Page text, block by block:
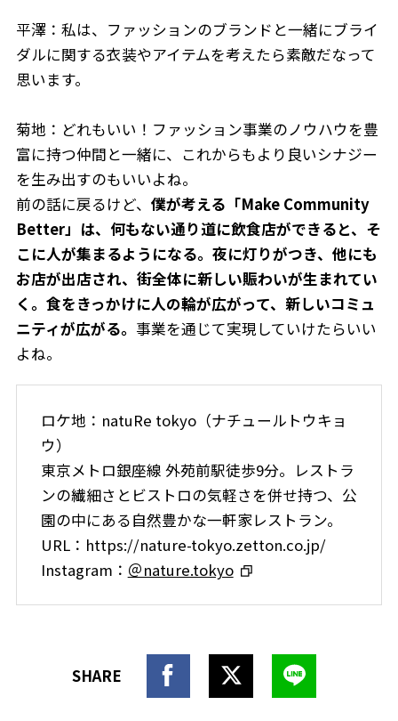
平澤：私は、ファッションのブランドと一緒にブライ
ダルに関する衣装やアイテムを考えたら素敵だなって
思います。
菊地：どれもいい！ファッション事業のノウハウを豊
富に持つ仲間と一緒に、これからもより良いシナジー
を生み出すのもいいよね。
前の話に戻るけど、 僕が考える「Make Community
Better」は、何もない通り道に飲食店ができると、そ
こに人が集まるようになる。夜に灯りがつき、他にも
お店が出店され、街全体に新しい賑わいが生まれてい
く。食をきっかけに人の輪が広がって、新しいコミュ
ニティが広がる。 事業を通じて実現していけたらいい
よね。
ロケ地：natuRe tokyo（ナチュールトウキョ
ウ）
東京メトロ銀座線 外苑前駅徒歩9分。レストラ
ンの繊細さとビストロの気軽さを併せ持つ、公
園の中にある自然豊かな一軒家レストラン。
URL：https://nature-tokyo.zetton.co.jp/
Instagram： ＠nature.tokyo